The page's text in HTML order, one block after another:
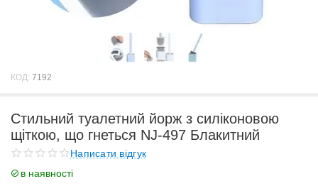
КОД: 7192
Стильний туалетний йорж з силіконовою
щіткою, що гнеться NJ-497 Блакитний
Написати відгук
в наявності